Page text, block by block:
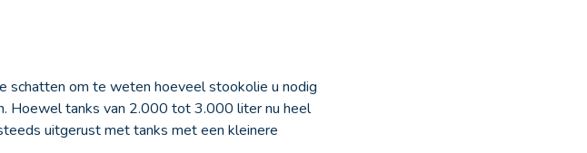
schatten om te weten hoeveel stookolie u nodig
Hoewel tanks van 2.000 tot 3.000 liter nu heel
uitgerust met tanks met een kleinere